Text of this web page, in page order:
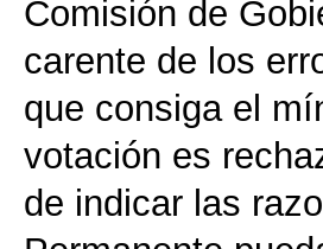
Comisión de
carente de los
que consiga el
votación es
de indicar las